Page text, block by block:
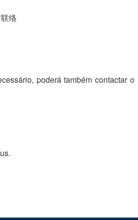
络
poderá também contactar